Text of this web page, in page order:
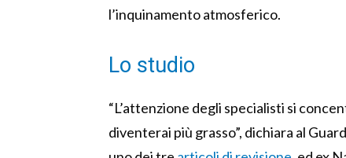
l’inquinamento atmosferico.
Lo studio
“L’attenzione degli specialisti si
diventerai più grasso”, dichiara al